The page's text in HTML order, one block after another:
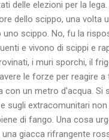
delle elezioni per la
dello scippo, una volta
scippo. No, fu la
e vivono di scippi e
i muri sporchi, il
le forze per reagire
un metro d'acqua. Si
sugli extracomunitari
di fango. Una cosa
giacca rifrangente